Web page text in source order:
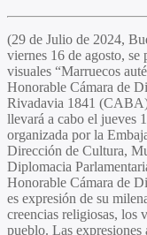
(29 de Julio de 2024,
viernes 16 de agosto, se
visuales “Marruecos
Honorable Cámara de
Rivadavia 1841
llevará a cabo el jueves
organizada por la
Dirección de Cultura,
Diplomacia
Honorable Cámara de
es expresión de su
creencias religiosas, los
pueblo. Las expresiones